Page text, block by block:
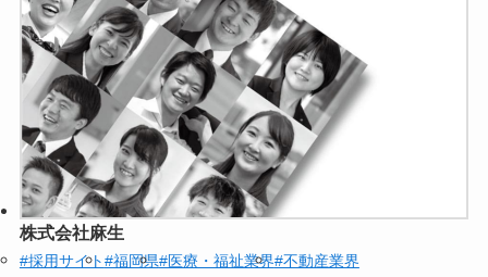
株式会社麻生
#採用サイト#福岡県#医療・福祉業界#不動産業界